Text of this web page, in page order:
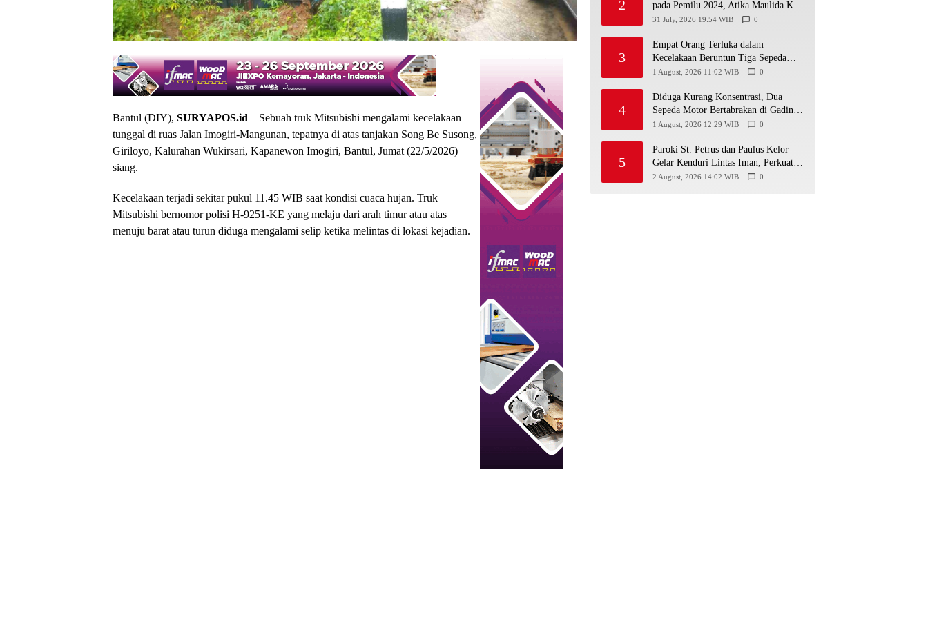
Bantul (DIY), SURYAPOS.id – Sebuah truk Mitsubishi mengalami kecelakaan
tunggal di ruas Jalan Imogiri-Mangunan, tepatnya di atas tanjakan Song Be Susong,
Giriloyo, Kalurahan Wukirsari, Kapanewon Imogiri, Bantul, Jumat (22/5/2026)
siang.
Kecelakaan terjadi sekitar pukul 11.45 WIB saat kondisi cuaca hujan. Truk
Mitsubishi bernomor polisi H-9251-KE yang melaju dari arah timur atau atas
menuju barat atau turun diduga mengalami selip ketika melintas di lokasi kejadian.
2
pada Pemilu 2024, Atika Maulida Kini
Resmi Menjabat Sekretaris PIMDA
31 July, 2026 19:54 WIB 0
3
Empat Orang Terluka dalam
Kecelakaan Beruntun Tiga Sepeda
Motor di Paliyan
1 August, 2026 11:02 WIB 0
4
Diduga Kurang Konsentrasi, Dua
Sepeda Motor Bertabrakan di Gading
Playen, Mahasiswi Meninggal
1 August, 2026 12:29 WIB 0
5
Paroki St. Petrus dan Paulus Kelor
Gelar Kenduri Lintas Iman, Perkuat
Kerukunan di Gunungkidul
2 August, 2026 14:02 WIB 0